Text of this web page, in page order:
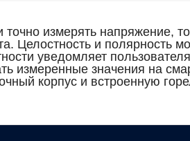
измерять напряжение,
Целостность и полярность
уведомляет
измеренные значения на
корпус и встроенную